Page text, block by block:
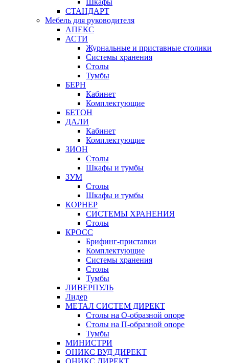
Шкафы
СТАНДАРТ
Мебель для руководителя
АПЕКС
АСТИ
Журнальные и приставные столики
Системы хранения
Столы
Тумбы
БЕРН
Кабинет
Комплектующие
БЕТОН
ДАЛИ
Кабинет
Комплектующие
ЗИОН
Столы
Шкафы и тумбы
ЗУМ
Столы
Шкафы и тумбы
КОРНЕР
СИСТЕМЫ ХРАНЕНИЯ
Столы
КРОСС
Брифинг-приставки
Комплектующие
Системы хранения
Столы
Тумбы
ЛИВЕРПУЛЬ
Лидер
МЕТАЛ СИСТЕМ ДИРЕКТ
Столы на О-образной опоре
Столы на П-образной опоре
Тумбы
МИНИСТРИ
ОНИКС ВУД ДИРЕКТ